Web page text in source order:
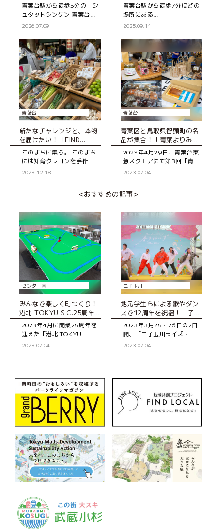
青葉台駅から徒歩5分の「シ
ュタットシンケン 青葉台本
店」は、手作りハムとソー
の地元で長く親しまれてい
るお店です。 店
2026.07.09
青葉台駅から徒歩7分ほどの
場所にある
「Le.jardin（ル・ジャルダ
ンした生花店。厳選された
花や、オーナーの北村さん
が作るブーケや
2025.09.11
青葉台
新たなチャレンジと、本物
を届けたい！「FIND
LOCAL 青葉台」レポート
このまちに集う。 このまち
には知育クレヨンを手作り
するクリエーターがいま
す。 和菓子好きが集まって
2023.12.18
青葉台
青葉区と鳥取県智頭町の名
品が集合！「青葉よりみち
名店 2023 春」レポート
2023年4月29日、青葉台東
急スクエアにて第3回「青葉
よりみち名店2023・春 ～
れました。前回同様、青葉
2023.07.04
<おすすめの記事>
センター南
みんなで楽しく町つくり！
港北 TOKYU S.C.25周年記
念イベント「ぼくとわたし
の町つくり」レポート
2023年4月に開業25周年を
迎えた「港北 TOKYU
S.C.」。アニバーサリーイ
され
2023.07.04
二子玉川
地元学生らによる歌やダン
スで12周年を祝福！二子玉
川ライズ・ショッピングセ
ンター「春うららいぶ！」
2023年3月25・26日の2日
間、「二子玉川ライズ・シ
ョッピングセンター」の開
フォー
2023.07.04